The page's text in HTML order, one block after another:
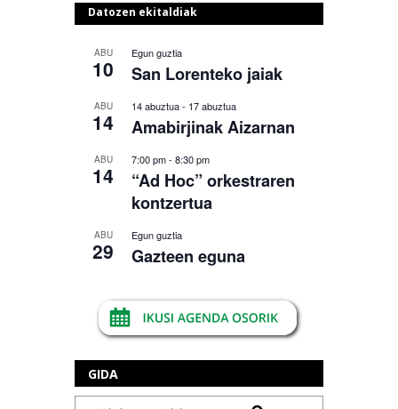
Datozen ekitaldiak
ABU
10
Egun guztia
San Lorenteko jaiak
ABU
14
14 abuztua- 17 abuztua
Amabirjinak Aizarnan
ABU
14
7:00 pm- 8:30 pm
“Ad Hoc” orkestraren
kontzertua
ABU
29
Egun guztia
Gazteen eguna
GIDA